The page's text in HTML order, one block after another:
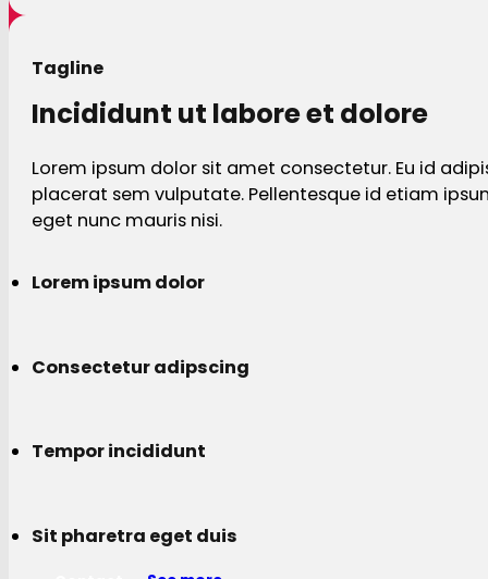
Tagline
Incididunt ut labore et dolore
Lorem ipsum dolor sit amet consectetur. Eu id
placerat sem vulputate. Pellentesque id etiam
eget nunc mauris nisi.
Lorem ipsum dolor
Consectetur adipscing
Tempor incididunt
Sit pharetra eget duis